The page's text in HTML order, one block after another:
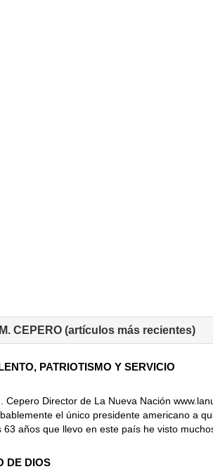
CEPERO (artículos más recientes)
PATRIOTISMO Y SERVICIO
Cepero Director de La Nueva Nación
el único presidente americano a
63 años que llevo en este país he visto
DE DIOS